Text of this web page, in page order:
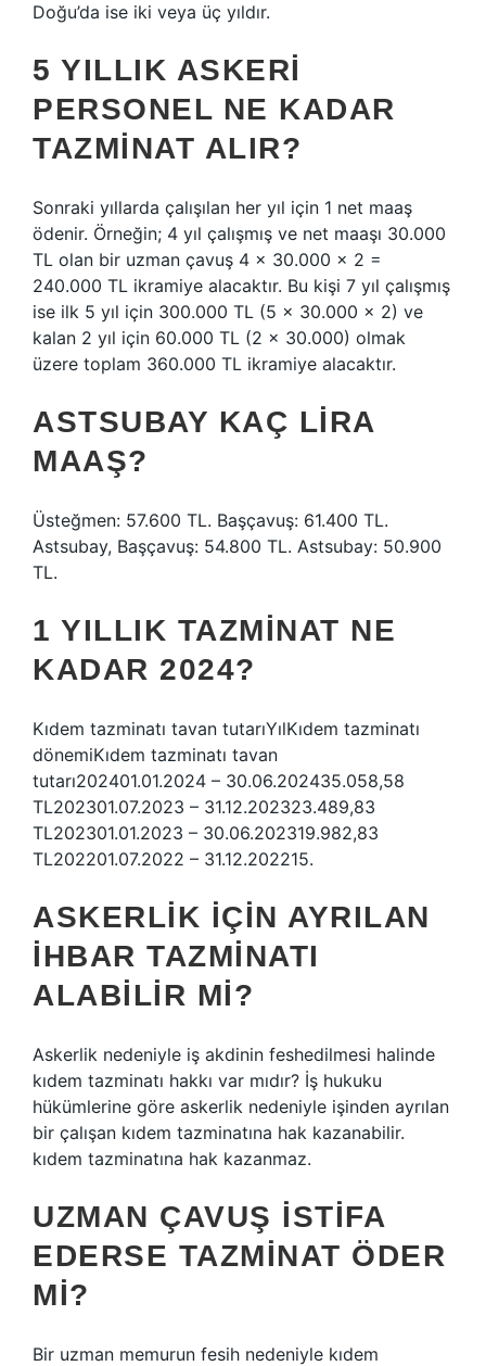
Doğu’da ise iki veya üç yıldır.
5 YILLIK ASKERI
PERSONEL NE KADAR
TAZMINAT ALIR?
Sonraki yıllarda çalışılan her yıl için 1 net maaş
ödenir. Örneğin; 4 yıl çalışmış ve net maaşı 30.000
TL olan bir uzman çavuş 4 x 30.000 x 2 =
240.000 TL ikramiye alacaktır. Bu kişi 7 yıl çalışmış
ise ilk 5 yıl için 300.000 TL (5 x 30.000 x 2) ve
kalan 2 yıl için 60.000 TL (2 x 30.000) olmak
üzere toplam 360.000 TL ikramiye alacaktır.
ASTSUBAY KAÇ LIRA
MAAŞ?
Üsteğmen: 57.600 TL. Başçavuş: 61.400 TL.
Astsubay, Başçavuş: 54.800 TL. Astsubay: 50.900
TL.
1 YILLIK TAZMINAT NE
KADAR 2024?
Kıdem tazminatı tavan tutarıYılKıdem tazminatı
dönemiKıdem tazminatı tavan
tutarı202401.01.2024 – 30.06.202435.058,58
TL202301.07.2023 – 31.12.202323.489,83
TL202301.01.2023 – 30.06.202319.982,83
TL202201.07.2022 – 31.12.202215.
ASKERLIK IÇIN AYRILAN
IHBAR TAZMINATI
ALABILIR MI?
Askerlik nedeniyle iş akdinin feshedilmesi halinde
kıdem tazminatı hakkı var mıdır? İş hukuku
hükümlerine göre askerlik nedeniyle işinden ayrılan
bir çalışan kıdem tazminatına hak kazanabilir.
kıdem tazminatına hak kazanmaz.
UZMAN ÇAVUŞ ISTIFA
EDERSE TAZMINAT ÖDER
MI?
Bir uzman memurun fesih nedeniyle kıdem